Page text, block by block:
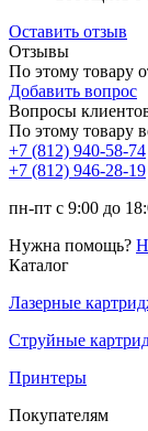
Оставить отзыв
Отзывы
По этому товару
Добавить вопрос
Вопросы
По этому товару
+7 (812) 940-58-74
+7 (812) 946-28-19
пн-пт с 9:00 до
Нужна помощь?
Каталог
Лазерные
Струйные
Принтеры
Покупателям